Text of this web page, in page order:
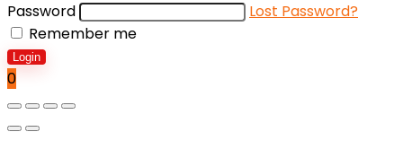
Password
Lost Password?
Remember me
Login
0